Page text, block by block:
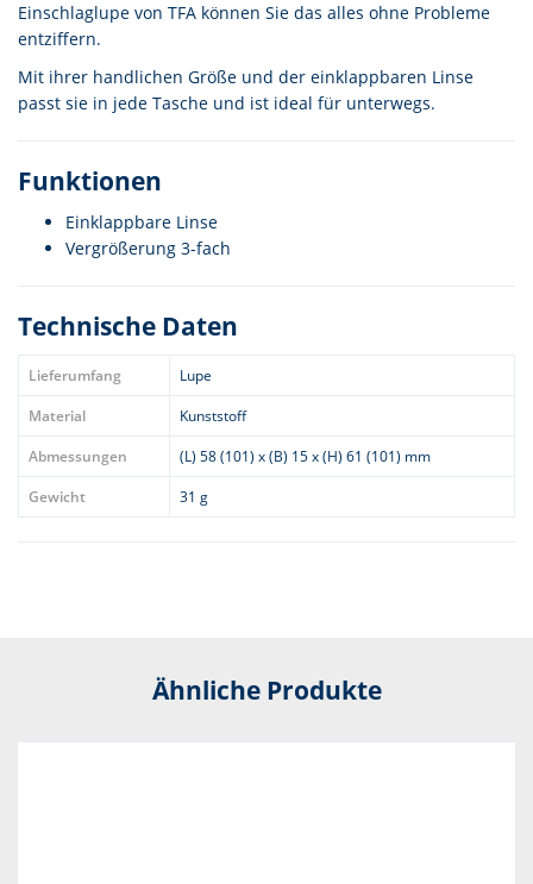
Einschlaglupe von TFA können Sie das alles ohne Probleme
entziffern.
Mit ihrer handlichen Größe und der einklappbaren Linse
passt sie in jede Tasche und ist ideal für unterwegs.
Funktionen
Einklappbare Linse
Vergrößerung 3-fach
Technische Daten
Lieferumfang
Lupe
Material
Kunststoff
Abmessungen
(L) 58 (101) x (B) 15 x (H) 61 (101) mm
Gewicht
31 g
Ähnliche Produkte